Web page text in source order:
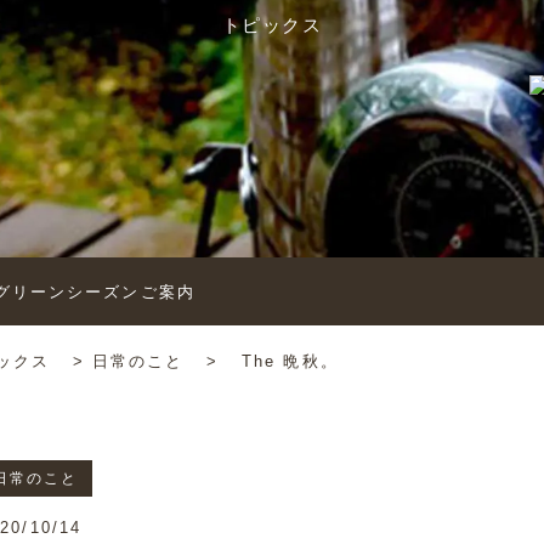
トピックス
リーンシーズンご案内
クス > 日常のこと > The 晩秋。
常のこと
10/14